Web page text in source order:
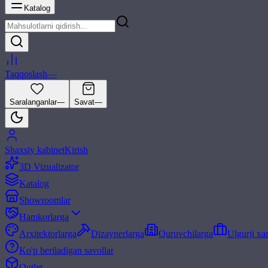
Katalog
Taqqoslash—
Saralanganlar— Savat—
Shaxsiy kabinetKirish
3D Vizualizator
Katalog
Showroomlar
Hamkorlarga
Arxitektorlarga
Dizaynerlarga Quruvchilarga
Ulgurji
Ko'p beriladigan savollar